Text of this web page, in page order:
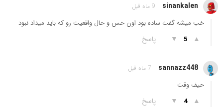
sinankalen 9 ماه قبل
خب میشه گفت ساده بود اون حس و حال واقعیت رو که باید میداد نبود
▲
5
▼ پاسخ
sannazz448 7 ماه قبل
حیف وقت
▲
4
▼ پاسخ